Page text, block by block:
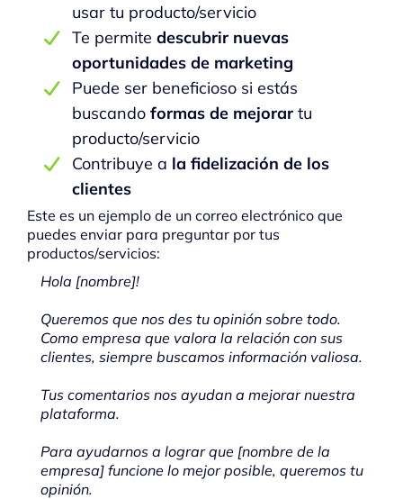
usar tu producto/servicio
Te permite descubrir nuevas
oportunidades de marketing
Puede ser beneficioso si estás
buscando formas de mejorar tu
producto/servicio
Contribuye a la fidelización de los
clientes
Este es un ejemplo de un correo electrónico que
puedes enviar para preguntar por tus
productos/servicios:
Hola [nombre]!
Queremos que nos des tu opinión sobre todo.
Como empresa que valora la relación con sus
clientes, siempre buscamos información valiosa.
Tus comentarios nos ayudan a mejorar nuestra
plataforma.
Para ayudarnos a lograr que [nombre de la
empresa] funcione lo mejor posible, queremos tu
opinión.